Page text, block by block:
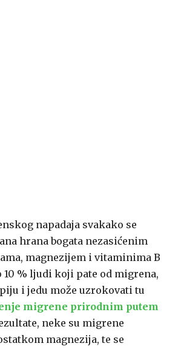
napadaja svakako se
hrana bogata nezasićenim
magnezijem i vitaminima B
10 % ljudi koji pate od migrena,
i jedu može uzrokovati tu
migrene prirodnim putem
neke su migrene
magnezija, te se